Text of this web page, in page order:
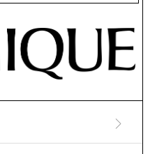
Clinique (Клиник) добавляют
которые украшают и
в дивную гармонию
мира.
флаконов все же
ее обладательницы.
еще не снискали широкой